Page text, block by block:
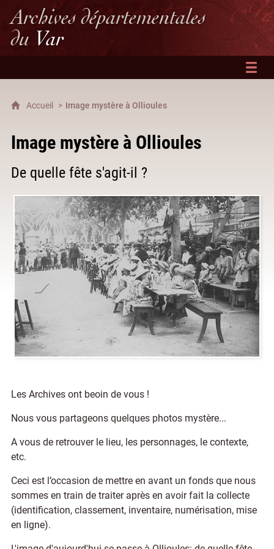
Archives départementales
du Var
Accueil Image mystère à Ollioules
Image mystère à Ollioules
De quelle fête s'agit-il ?
Les Archives ont beoin de vous !
Nous vous partageons quelques photos mystère...
A vous de retrouver le lieu, les personnages, le contexte,
etc.
Ceci est l’occasion de mettre en avant un fonds que nous
sommes en train de traiter après en avoir fait la collecte
(identification, classement, inventaire, numérisation, mise
en ligne).